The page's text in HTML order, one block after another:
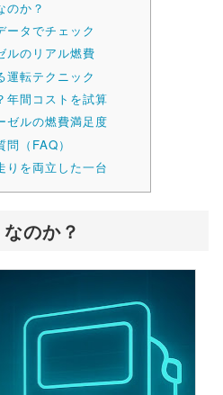
のか？
タでチェック
ルのリアル燃費
転テクニック
年間コストを試算
ゼルの燃費満足度
（FAQ）
りを両立した一台
のか？